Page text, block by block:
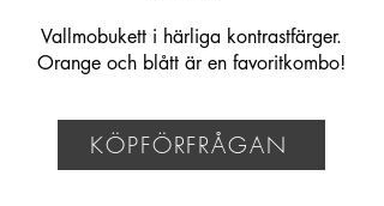
Vallmobukett i härliga kontrastfärger.
Orange och blått är en favoritkombo!
KÖPFÖRFRÅGAN